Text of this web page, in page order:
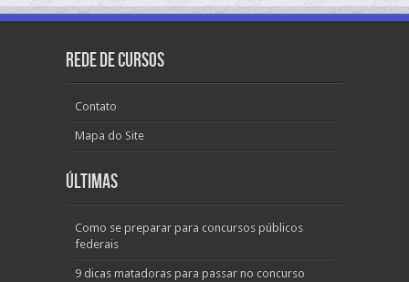
Rede de Cursos
Contato
Mapa do Site
Últimas
Como se preparar para concursos públicos
federais
9 dicas matadoras para passar no concurso